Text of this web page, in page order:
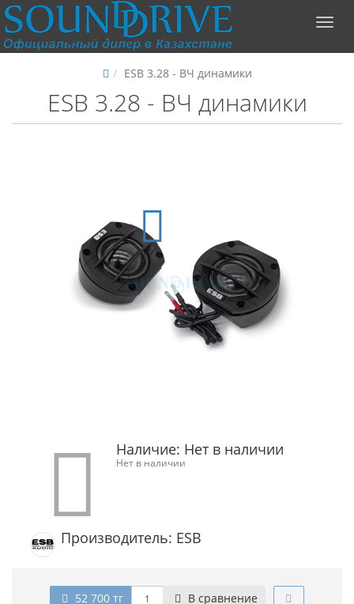
ESB 3.28 - ВЧ динамики
ESB 3.28 - ВЧ динамики
Наличие: Нет в наличии
Нет в наличии
Производитель: ESB
52 700 тг В сравнение